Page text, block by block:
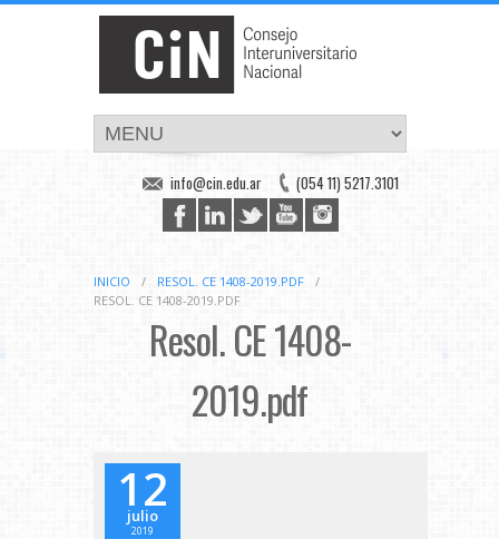
(054 11) 5217.3101
info@cin.edu.ar
INICIO / RESOL. CE 1408-2019.PDF
/
RESOL. CE 1408-2019.PDF
Resol. CE 1408-
2019.pdf
12
julio
2019